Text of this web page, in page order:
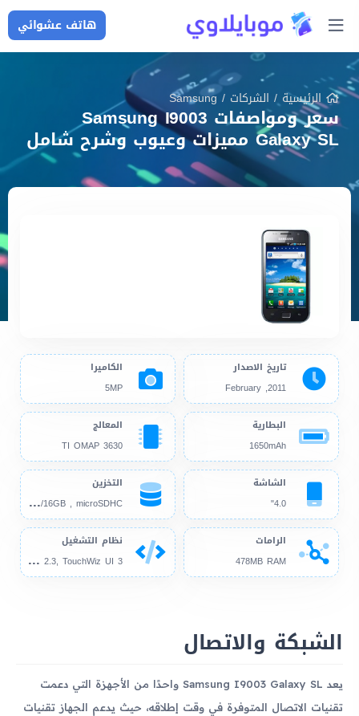
هاتف عشوائي
الرئيسية/ الشركات /
Samsung
سعر ومواصفات Samsung I9003
Galaxy SL مميزات وعيوب وشرح شامل
تاريخ الاصدار
2011, February
الكاميرا
5MP
البطارية
1650mAh
المعالج
TI OMAP 3630
الشاشة
4.0"
التخزين
4GB
/16GB , microSDHC
الرامات
478MB RAM
نظام التشغيل
And
roid 2.2, up to 2.3, TouchWiz UI 3
الشبكة والاتصال
يعد Samsung I9003 Galaxy SL واحدًا من الأجهزة التي دعمت
تقنيات الاتصال المتوفرة في وقت إطلاقه، حيث يدعم الجهاز تقنيات